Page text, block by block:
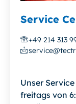
Service
+49 214 313
Unser
freitags von